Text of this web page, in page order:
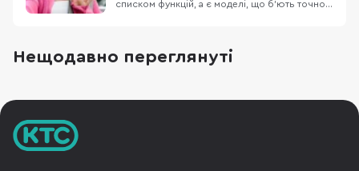
списком функцій, а є моделі, що б’ють точно в
думати щодня. JBL Tune 530BT належать саме
до другої категорії. Це бездротові накладні
Нещодавно переглянуті